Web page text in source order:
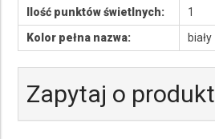
Ilość punktów świetlnych:
1
Kolor pełna nazwa:
biały
Zapytaj o produkt